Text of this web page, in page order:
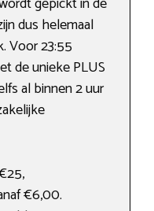
dus helemaal
Voor 23:55
de unieke PLUS
al binnen 2 uur
€6,00.